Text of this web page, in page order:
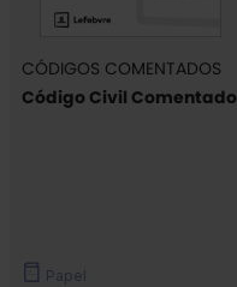
CÓDIGOS COMENTADOS
Código Civil Comentado
Papel